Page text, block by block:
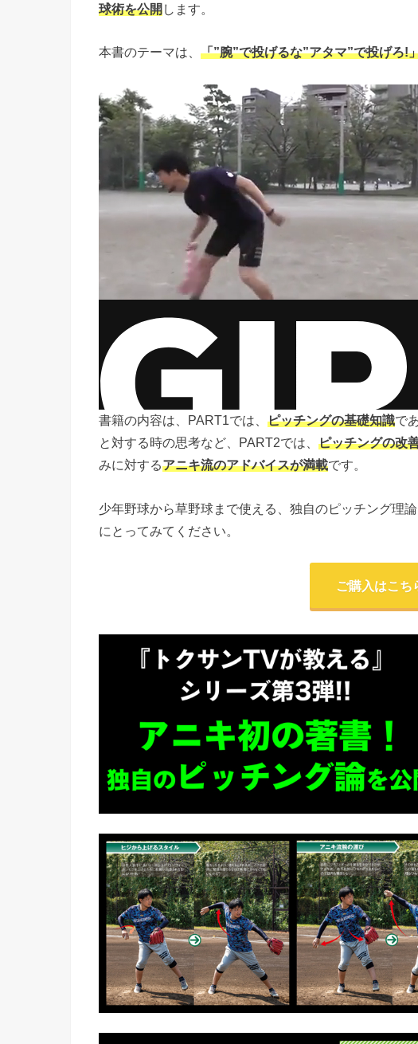
球術を公開します。
本書のテーマは、 「”腕”で投げるな”アタマ”で投げろ!
書籍の内容は、PART1では、 ピッチングの基礎知識で
と対する時の思考など、PART2では、 ピッチングの改
みに対するアニキ流のアドバイスが満載です。
少年野球から草野球まで使える、独自のピッチング理
にとってみてください。
ご購入はこち